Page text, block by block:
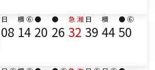
日
08
横 ⑥
14
●
20
●
26
急 湘
32
日
39
横
44
● ⑥
50